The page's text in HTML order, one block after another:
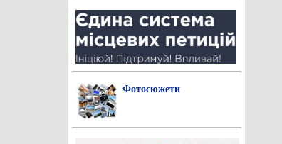
Фотосюжети